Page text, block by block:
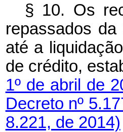
§ 10. Os
repassados
até a
de crédito,
1º de abril de
Decreto nº
8.221, de 2014)